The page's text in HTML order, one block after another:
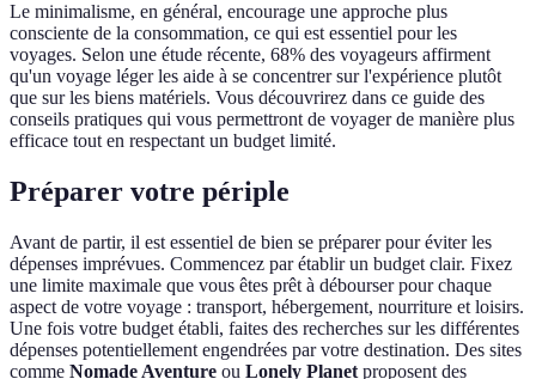
Le minimalisme, en général, encourage une approche plus
consciente de la consommation, ce qui est essentiel pour les
voyages. Selon une étude récente, 68% des voyageurs affirment
qu'un voyage léger les aide à se concentrer sur l'expérience plutôt
que sur les biens matériels. Vous découvrirez dans ce guide des
conseils pratiques qui vous permettront de voyager de manière plus
efficace tout en respectant un budget limité.
Préparer votre périple
Avant de partir, il est essentiel de bien se préparer pour éviter les
dépenses imprévues. Commencez par établir un budget clair. Fixez
une limite maximale que vous êtes prêt à débourser pour chaque
aspect de votre voyage : transport, hébergement, nourriture et loisirs.
Une fois votre budget établi, faites des recherches sur les différentes
dépenses potentiellement engendrées par votre destination. Des sites
comme Nomade Aventure ou Lonely Planet proposent des